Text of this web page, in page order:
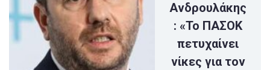
Ανδρουλάκης
: «Το ΠΑΣΟΚ
πετυχαίνει
νίκες για τον